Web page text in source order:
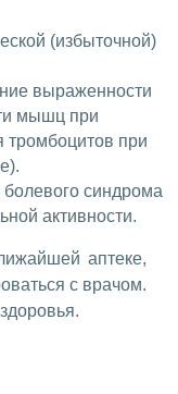
(избыточной)
выраженности
мышц при
тромбоцитов при
синдрома
активности.
аптеке,
с врачом.